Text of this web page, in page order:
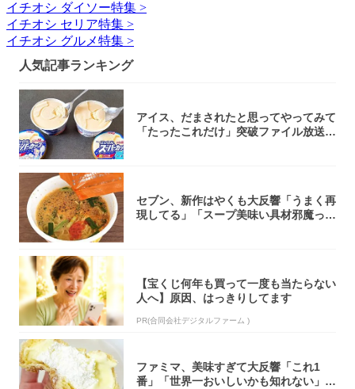
イチオシ ダイソー特集 >
イチオシ セリア特集 >
イチオシ グルメ特集 >
人気記事ランキング
アイス、だまされたと思ってやってみて
「たったこれだけ」突破ファイル放送で
セブン、新作はやくも大反響「うまく再
現してる」「スープ美味い具材邪魔って
【宝くじ何年も買って一度も当たらない
人へ】原因、はっきりしてます
PR(合同会社デジタルファーム )
ファミマ、美味すぎて大反響「これ1
番」「世界一おいしいかも知れない」